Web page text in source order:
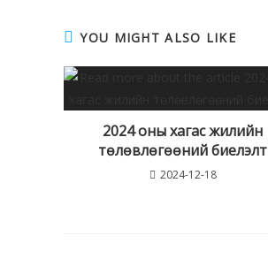
YOU MIGHT ALSO LIKE
2024 оны хагас жилийн
төлөвлөгөөний биелэлт
2024-12-18